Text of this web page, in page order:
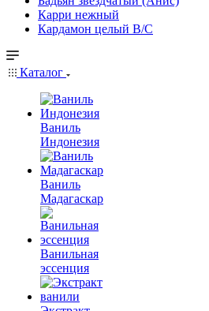
Карри нежный
Кардамон целый В/С
Каталог
Ваниль
Индонезия
Ваниль
Мадагаскар
Ванильная
эссенция